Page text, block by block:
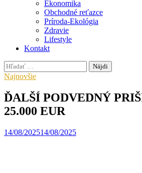
Ekonomika
Obchodné reťazce
Príroda-Ekológia
Zdravie
Lifestyle
Kontakt
Hľadať:
Najnovšie
ĎALŠÍ PODVEDNÝ
25.000 EUR
14/08/202514/08/2025